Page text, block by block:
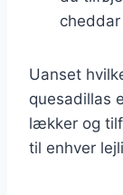
Uanset
quesadillas
lækker og
til enhver